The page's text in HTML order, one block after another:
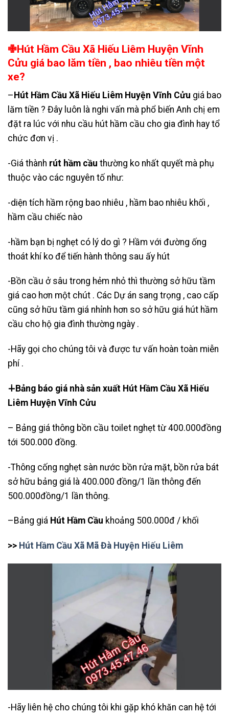
✙Hút Hầm Cầu Xã Hiếu Liêm Huyện Vĩnh
Cửu giá bao lăm tiền , bao nhiêu tiền một
xe?
– Hút Hầm Cầu Xã Hiếu Liêm Huyện Vĩnh Cửu giá bao
lăm tiền ? Đây luôn là nghi vấn mà phổ biến Anh chị em
đặt ra lúc với nhu cầu hút hầm cầu cho gia đình hay tổ
chức đơn vị .
-Giá thành rút hầm cầu thường ko nhất quyết mà phụ
thuộc vào các nguyên tố như:
-diện tích hầm rộng bao nhiêu , hầm bao nhiêu khối ,
hầm cầu chiếc nào
-hầm bạn bị nghẹt có lý do gì ? Hầm với đường ống
thoát khí ko để tiến hành thông sau ấy hút
-Bồn cầu ở sâu trong hẻm nhỏ thì thường sở hữu tầm
giá cao hơn một chút . Các Dự án sang trọng , cao cấp
cũng sở hữu tầm giá nhỉnh hơn so sở hữu giá hút hầm
cầu cho hộ gia đình thường ngày .
-Hãy gọi cho chúng tôi và được tư vấn hoàn toàn miễn
phí .
∔Bảng báo giá nhà sản xuất Hút Hầm Cầu Xã Hiếu
Liêm Huyện Vĩnh Cửu
– Bảng giá thông bồn cầu toilet nghẹt từ 400.000đồng
tới 500.000 đồng.
-Thông cống nghẹt sàn nước bồn rửa mặt, bồn rửa bát
sở hữu bảng giá là 400.000 đồng/1 lần thông đến
500.000đồng/1 lần thông.
–Bảng giá Hút Hầm Cầu khoảng 500.000đ / khối
>> Hút Hầm Cầu Xã Mã Đà Huyện Hiếu Liêm
-Hãy liên hệ cho chúng tôi khi gặp khó khăn can hệ tới